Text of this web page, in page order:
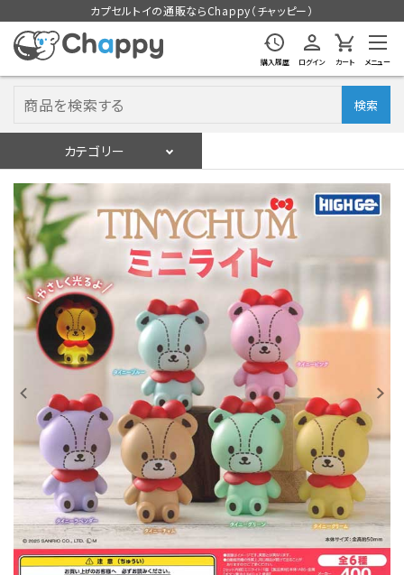
カプセルトイの通販ならChappy（チャッピー）
購入履歴 ログイン カート メニュー
検索
カテゴリー
ログイン 会員登録
入荷スケジュールをチェック
カプセルトイマシン本体
カプセルトイ
販促用空カプセル
レンタル
景品・玩具・文具
販促用カプセルトイ